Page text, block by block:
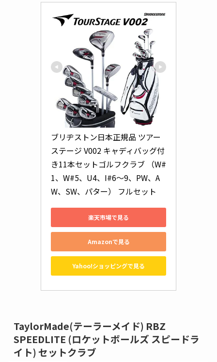
ブリヂストン日本正規品 ツアー
ステージ V002 キャディバッグ付
き11本セットゴルフクラブ （W#
1、W#5、U4、I#6〜9、PW、A
W、SW、パター） フルセット
楽天市場で見る
Amazonで見る
Yahoo!ショッピングで見る
TaylorMade(テーラーメイド) RBZ
SPEEDLITE (ロケットボールズ スピードラ
イト) セットクラブ